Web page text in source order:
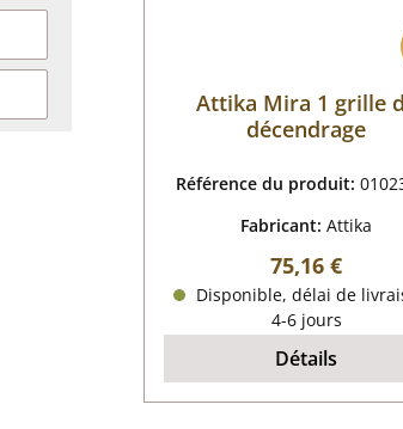
Attika Mira 1 grille
décendrage
Référence du produit:
Fabricant:Attika
Prix régulier :
75,16 €
Disponible, délai de
4-6 jours
Détails